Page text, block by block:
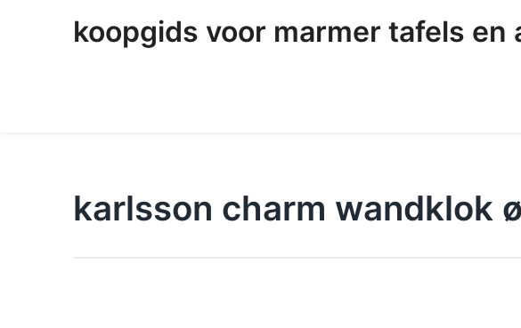
koopgids voor marmer tafels en
karlsson charm wandklok